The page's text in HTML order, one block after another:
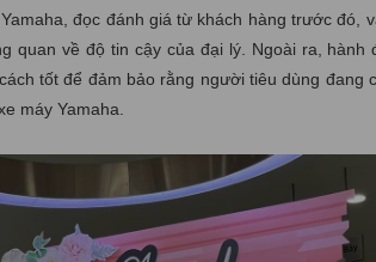
đọc đánh giá từ khách hàng trước đó,
quan về độ tin cậy của đại lý. Ngoài ra, hành
tốt để đảm bảo rằng người tiêu dùng đang
máy Yamaha.